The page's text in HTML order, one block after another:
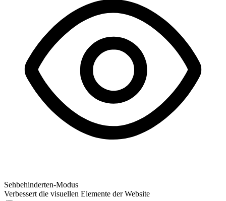
Sehbehinderten-Modus
Verbessert die visuellen Elemente der Website